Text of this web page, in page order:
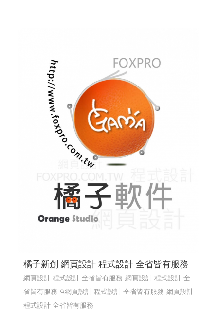
橘子新創 網頁設計 程式設計 全省皆有服務
網頁設計 程式設計 全省皆有服務 網頁設計 程式設計 全
省皆有服務
網頁設計 程式設計 全省皆有服務 網頁設計
程式設計 全省皆有服務